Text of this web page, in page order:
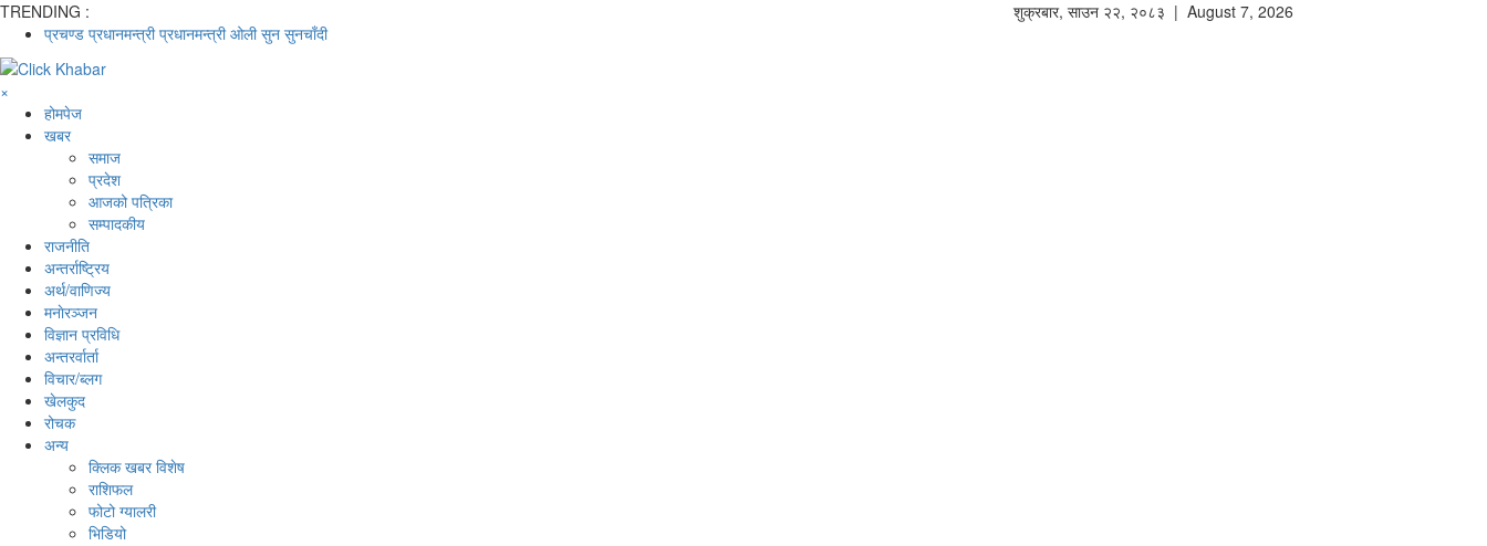
TRENDING :
प्रचण्ड प्रधानमन्त्री प्रधानमन्त्री ओली सुन सुनचाँदी
शुक्रबार, साउन २२, २०८३ | August 7, 2026
×
होमपेज
खबर
समाज
प्रदेश
आजको पत्रिका
सम्पादकीय
राजनीति
अन्तर्राष्ट्रिय
अर्थ/वाणिज्य
मनाेरञ्जन
विज्ञान प्रविधि
अन्तरर्वार्ता
विचार/ब्लग
खेलकुद
रोचक
अन्य
क्लिक खबर विशेष
राशिफल
फोटो ग्यालरी
भिडियो